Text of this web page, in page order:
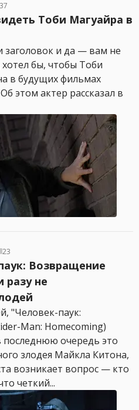
37
Тоби Магуайра в
заголовок и да — вам не
бы, чтобы Тоби
в будущих фильмах
этом актер рассказал в
23
Возвращение
не
"Человек-паук:
Man: Homecoming)
последнюю очередь это
злодея Майкла Китона,
возникает вопрос — кто
четкий...